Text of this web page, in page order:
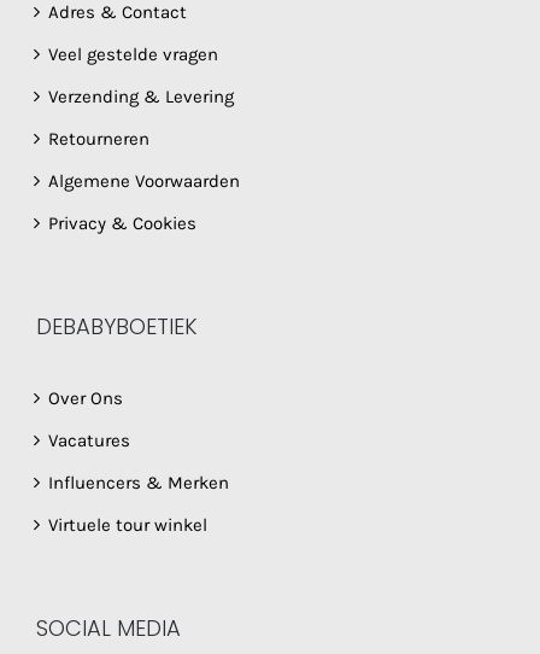
Adres & Contact
Veel gestelde vragen
Verzending & Levering
Retourneren
Algemene Voorwaarden
Privacy & Cookies
DEBABYBOETIEK
Over Ons
Vacatures
Influencers & Merken
Virtuele tour winkel
SOCIAL MEDIA